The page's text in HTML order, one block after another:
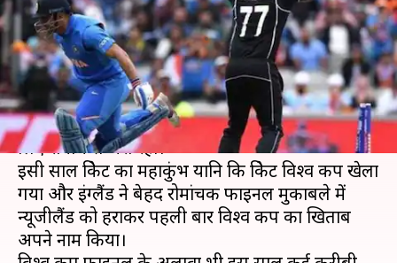
लेखन Neeraj Pandey Dec 25, 2019 04:58 pm
क्या है खबर?
साल 2019 खत्म होने वाला है और यह साल क्रिकेट फैंस के
लिए रोमांच से भरा रहा।
इसी साल क्रिकेट का महाकुंभ यानि कि क्रिकेट विश्व कप खेला
गया और इंग्लैंड ने बेहद रोमांचक फाइनल मुकाबले में
न्यूजीलैंड को हराकर पहली बार विश्व कप का खिताब
अपने नाम किया।